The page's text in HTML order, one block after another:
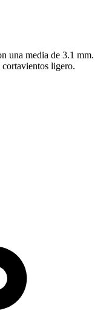
una media de 3.1 mm.
ligero.